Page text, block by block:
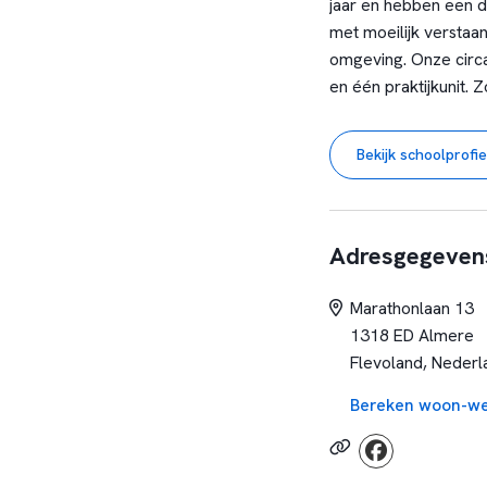
jaar en hebben een
met moeilijk
omgeving. Onze
en één praktijkunit.
Bij Aventurijn werk
ontwikkelen en
✔ Werken in een
✔ Onderdeel van
collega?
Of je nu startend
past.
Bekijk
Marathonlaan 13
1318 ED Almere
Flevoland,
Bereken woon-